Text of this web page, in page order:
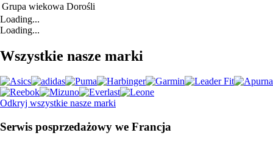
Grupa wiekowa Dorośli
Loading...
Loading...
Wszystkie nasze marki
Odkryj wszystkie nasze marki
Serwis posprzedażowy we Francja